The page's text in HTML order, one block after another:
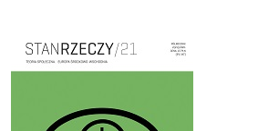
Cover image